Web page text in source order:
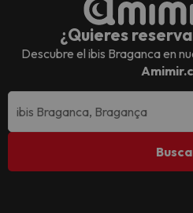
¿Quieres
Descubre el ibis Bragancaen